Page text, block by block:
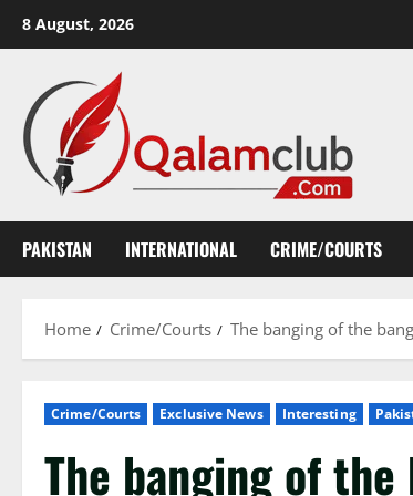
8 August, 2026
PAKISTAN INTERNATIONAL CRIME/COURTS
Home Crime/Courts The banging of the
Crime/Courts Exclusive News Interesting
The banging of